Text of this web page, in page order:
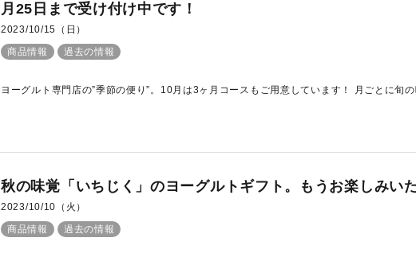
月25日まで受け付け中です！
2023/10/15（日）
商品情報
過去の情報
ヨーグルト専門店の”季節の便り”。10月は3ヶ月コースもご用意しています！ 月ごとに旬
秋の味覚「いちじく」のヨーグルトギフト。もうお楽しみい
2023/10/10（火）
商品情報
過去の情報